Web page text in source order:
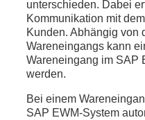
unterschieden. Dabei
Kommunikation mit
Kunden. Abhängig von
Wareneingangs kann
Wareneingang im SAP
werden.
Bei einem
SAP EWM-System